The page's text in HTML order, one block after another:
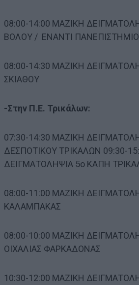
08:00-14:00 ΜΑΖΙΚΗ
ΒΟΛΟΥ / ΕΝΑΝΤΙ
08:00-14:30 ΜΑΖΙΚΗ
ΣΚΙΑΘΟΥ
-Στην Π.Ε. Τρικάλων:
07:30-14:30 ΜΑΖΙΚΗ
ΔΕΣΠΟΤΙΚΟΥ ΤΡΙΚΑΛΩΝ 09:30-
ΔΕΙΓΜΑΤΟΛΗΨΙΑ 5ο ΚΑΠΗ
08:00-11:00 ΜΑΖΙΚΗ
ΚΑΛΑΜΠΑΚΑΣ
08:00-10:00 ΜΑΖΙΚΗ
OΙΧΑΛΙΑΣ ΦΑΡΚΑΔΟΝΑΣ
10:30-12:00 ΜΑΖΙΚΗ